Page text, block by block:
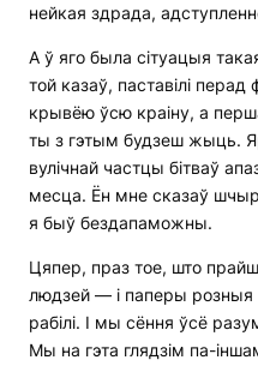
нейкая здрада,
А ў яго была сітуацыя
той казаў, паставілі
крывёю ўсю краіну, а
ты з гэтым будзеш жыць.
вулічнай частцы бітваў
месца. Ён мне сказаў
я быў бездапаможны.
Цяпер, праз тое, што
людзей — і паперы розныя
рабілі. І мы сёння ўсё
Мы на гэта глядзім па-